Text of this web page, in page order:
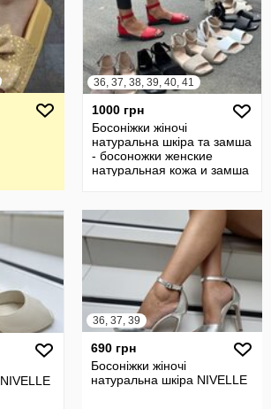
36, 37, 38, 39, 40, 41
1000 грн
Босоніжки жіночі
натуральна шкіра та замша
- босоножки женские
натуральная кожа и замша
36, 37, 39
690 грн
Босоніжки жіночі
натуральна шкіра NIVELLE